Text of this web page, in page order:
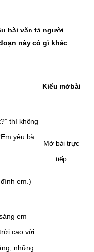
bài văn tả người.
này có gì khác
Kiểu mởbài
thì không
yêu bà
em.)
Mở bài trực
tiếp
em
cao vời
những